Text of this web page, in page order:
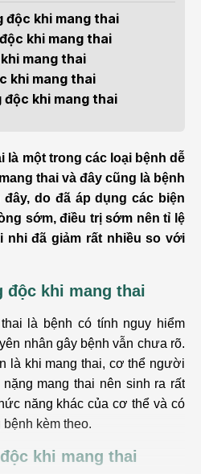
độc khi mang thai
khi mang thai
mang thai
khi mang thai
khi mang thai
là một trong các loại bệnh dễ
thai và đây cũng là bệnh
do đã áp dụng các biện
sớm, điều trị sớm nên tỉ lệ
nhi đã giảm rất nhiều so với
độc khi mang thai
là bệnh có tính nguy hiểm
nhân gây bệnh vẫn chưa rõ.
là khi mang thai, cơ thể người
mang thai nên sinh ra rất
năng khác của cơ thể và có
kèm theo.
khi mang thai